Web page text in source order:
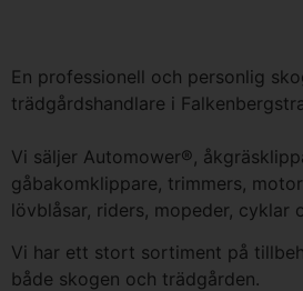
En professionell och personlig
trädgårdshandlare i
Vi säljer Automower®,
gåbakomklippare, trimmers,
lövblåsar, riders, mopeder, cyklar
Vi har ett stort sortiment på
både skogen och trädgården.